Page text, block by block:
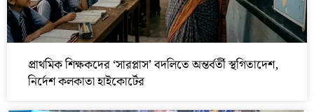
প্রাথমিক শিক্ষকদের ‘সারপ্লাস’ বদলিতে অন্তর্বর্তী স্থগিতাদেশ,
নির্দেশ কলকাতা হাইকোর্টের